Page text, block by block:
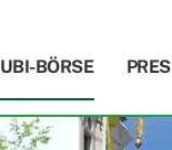
BÖRSE